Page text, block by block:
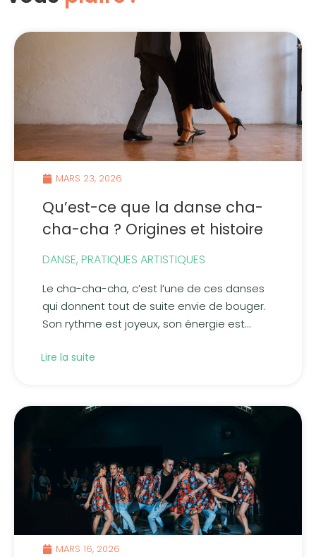
MARS 23, 2026
Qu’est-ce que la danse cha-
cha-cha ? Origines et histoire
DANSE, PRATIQUES ARTISTIQUES
Le cha-cha-cha, c’est l’une de ces danses
qui donnent tout de suite envie de bouger.
Son rythme est joyeux, son énergie est...
Lire la suite
MARS 16, 2026